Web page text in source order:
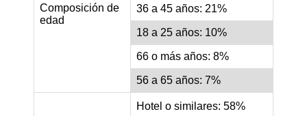
Composición de
edad
36 a 45 años: 21%
18 a 25 años: 10%
66 o más años: 8%
56 a 65 años: 7%
Hotel o similares: 58%